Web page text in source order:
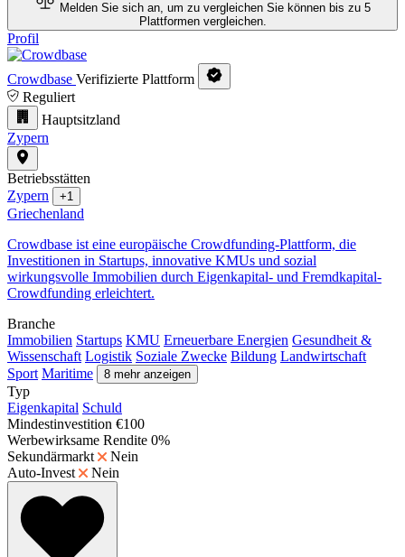
Melden Sie sich an, um zu vergleichen Sie können bis zu 5
Plattformen vergleichen.
Profil
Crowdbase Verifizierte Plattform
Reguliert
Hauptsitzland
Zypern
Betriebsstätten
Zypern
+1
Griechenland
Crowdbase ist eine europäische Crowdfunding-Plattform, die
Investitionen in Startups, innovative KMUs und sozial
wirkungsvolle Immobilien durch Eigenkapital- und Fremdkapital-
Crowdfunding erleichtert.
Branche
Immobilien Startups KMU Erneuerbare Energien Gesundheit &
Wissenschaft Logistik Soziale Zwecke Bildung Landwirtschaft
Sport Maritime 8 mehr anzeigen
Typ
Eigenkapital Schuld
Mindestinvestition €100
Werbewirksame Rendite 0%
Sekundärmarkt
Nein
Auto-Invest
Nein